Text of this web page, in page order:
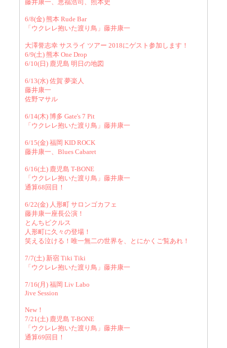
藤井康一、恵福浩司、照本史
6/8(金) 熊本 Rude Bar
「ウクレレ抱いた渡り鳥」藤井康一
大澤誉志幸 サスライ ツアー 2018にゲスト参加します！
6/9(土) 熊本 One Drop
6/10(日) 鹿児島 明日の地図
6/13(水) 佐賀 夢楽人
藤井康一
佐野マサル
6/14(木) 博多 Gate's 7 Pit
「ウクレレ抱いた渡り鳥」藤井康一
6/15(金) 福岡 KID ROCK
藤井康一、Blues Cabaret
6/16(土) 鹿児島 T-BONE
「ウクレレ抱いた渡り鳥」藤井康一
通算68回目！
6/22(金) 人形町 サロンゴカフェ
藤井康一座長公演！
とんちピクルス
人形町に久々の登場！
笑える泣ける！唯一無二の世界を、とにかくご覧あれ！
7/7(土) 新宿 Tiki Tiki
「ウクレレ抱いた渡り鳥」藤井康一
7/16(月) 福岡 Liv Labo
Jive Session
New！
7/21(土) 鹿児島 T-BONE
「ウクレレ抱いた渡り鳥」藤井康一
通算69回目！